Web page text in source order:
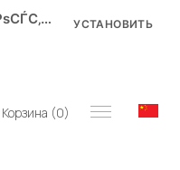
Корзина (0)
Zuma Р’Р»Р°РґРёРІРѕСЃС‚РѕРє УСТАНОВИТЬ